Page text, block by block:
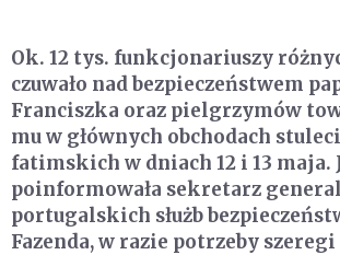
Ok. 12 tys. funkcjonariuszy
czuwało nad bezpieczeństwem
Franciszka oraz pielgrzymów
mu w głównych obchodach
fatimskich w dniach 12 i 13 maja.
poinformowała sekretarz
portugalskich służb
Fazenda, w razie potrzeby szeregi